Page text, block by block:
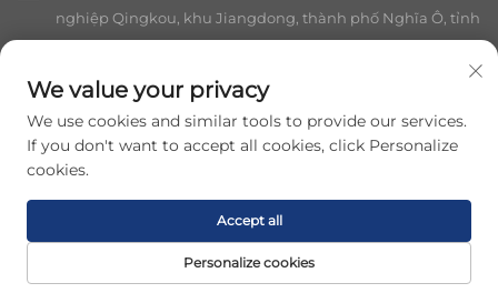
nghiệp Qingkou, khu Jiangdong, thành phố Nghĩa Ô, tỉnh
+86-19564394943
[email protected]
Bản quyền © 2026 Công ty TNHH trang sức Yiwu Lancui. Tất cả các
quyền được bảo lưu.
Chính sách bảo mật
We value your privacy
We use cookies and similar tools to provide our services.
If you don't want to accept all cookies, click Personalize
cookies.
Personalize cookies
Accept all